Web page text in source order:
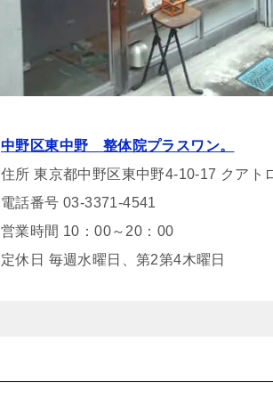
中野区東中野 整体院プラスワン。
住所 東京都中野区東中野4-10-17 クアト
電話番号 03-3371-4541
営業時間 10：00～20：00
定休日 毎週水曜日、第2第4木曜日